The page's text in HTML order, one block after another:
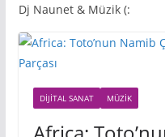
Dj Naunet & Müzik (:
DIJITAL SANAT MÜZIK